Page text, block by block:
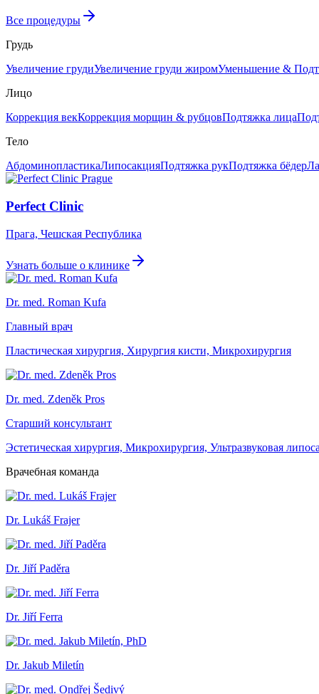
Все процедуры
Грудь
Увеличение грудиУвеличение груди жиромУменьшение &
Лицо
Коррекция векКоррекция морщин & рубцовПодтяжка лица
Тело
АбдоминопластикаЛипосакцияПодтяжка рукПодтяжка бёдер
Perfect Clinic
Прага, Чешская Республика
Узнать больше о клинике
Dr. med. Roman Kufa
Главный врач
Пластическая хирургия, Хирургия кисти, Микрохирургия
Dr. med. Zdeněk Pros
Старший консультант
Эстетическая хирургия, Микрохирургия, Ультразвуковая
Врачебная команда
Dr. Lukáš Frajer
Dr. Jiří Paděra
Dr. Jiří Ferra
Dr. Jakub Miletín